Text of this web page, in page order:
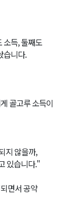
소득, 둘째도
습니다.
골고루 소득이
지 않을까,
있습니다."
면서 공약